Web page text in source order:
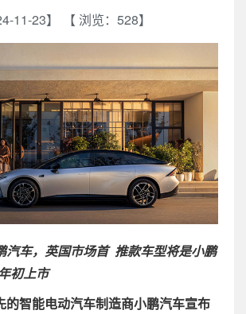
11-23 浏览：528
汽车，英国市场首 推款车型将是小鹏
初上市
的智能电动汽车制造商小鹏汽车宣布